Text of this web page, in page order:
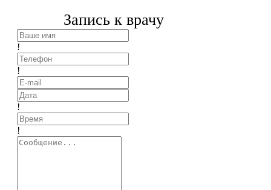
Запись к врачу
!
!
!
!